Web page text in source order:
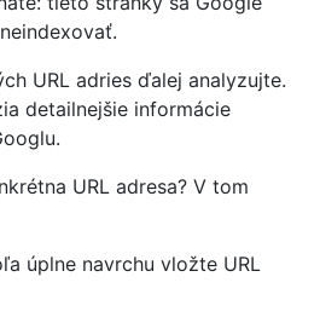
URL adries ďalej analyzujte.
detailnejšie informácie
URL adresa? V tom
úplne navrchu vložte URL